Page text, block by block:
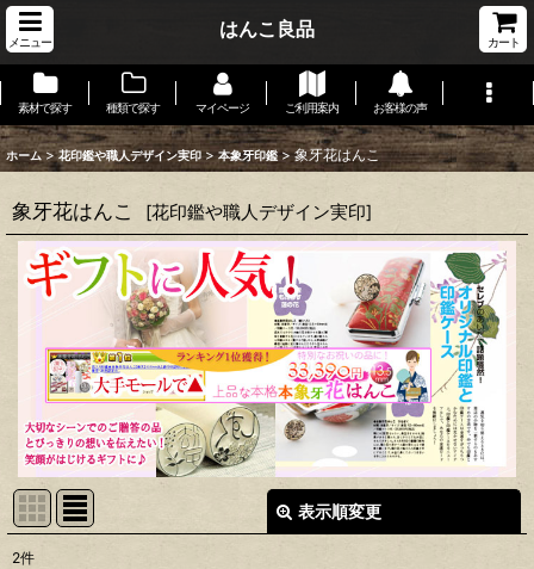
メニュー
はんこ良品
カート
素材で探す 種類で探す マイページ ご利用案内 お客様の声
ホーム > 花印鑑や職人デザイン実印 > 本象牙印鑑 > 象牙花はんこ
象牙花はんこ [花印鑑や職人デザイン実印]
表示順変更
2件